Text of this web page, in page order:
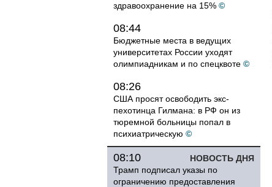
здравоохранение на 15% ©
08:44
Бюджетные места в ведущих
университетах России уходят
олимпиадникам и по спецквоте ©
08:26
США просят освободить экс-
пехотинца Гилмана: в РФ он из
тюремной больницы попал в
психиатрическую ©
НОВОСТЬ ДНЯ
08:10
Трамп подписал указы по
ограничению предоставления